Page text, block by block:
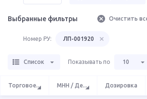
Выбранные фильтры Очистить
Номер РУ: ЛП-001920
Список Показывать по 10
Торговое... МНН / Де... Дозировка